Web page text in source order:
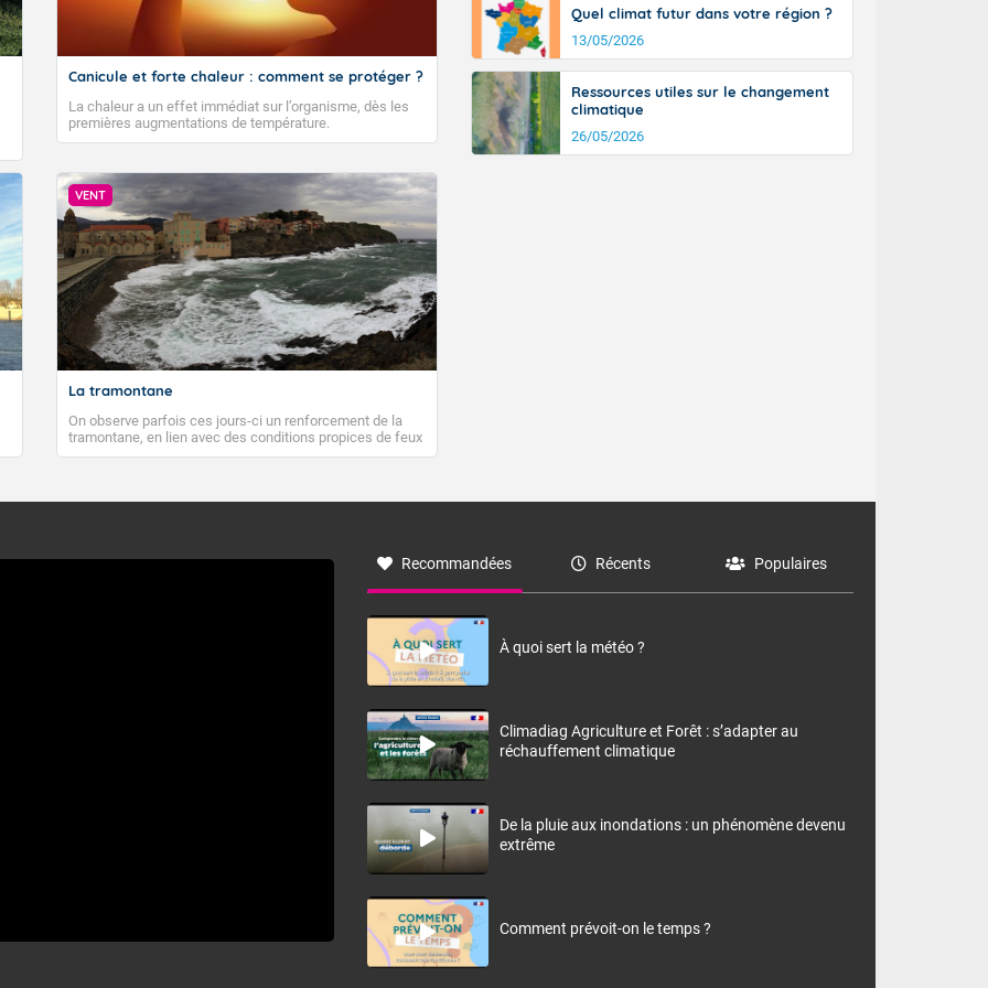
Canicule et forte chaleur : comment se protéger ?
La chaleur a un effet immédiat sur l’organisme, dès les
premières augmentations de température.
VENT
La tramontane
On observe parfois ces jours-ci un renforcement de la
tramontane, en lien avec des conditions propices de feux
de forêt. Mais qu'est-ce que la tramontane ? Quelles sont
à nord-ouest, dans un secteur qui part du Roussillon à la
monts, en allusion aux régions montagneuses d’où
Quel climat futur dans votre région ?
13/05/2026
Ressources utiles sur le changement
climatique
26/05/2026
Recommandées Récents Populaires
À quoi sert la météo ?
Climadiag Agriculture et Forêt : s’adapter au
réchauffement climatique
De la pluie aux inondations : un phénomène devenu
extrême
Comment prévoit-on le temps ?